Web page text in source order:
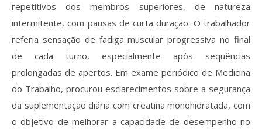
repetitivos dos membros superiores, de natureza
intermitente, com pausas de curta duração. O trabalhador
referia sensação de fadiga muscular progressiva no final
de cada turno, especialmente após sequências
prolongadas de apertos. Em exame periódico de Medicina
do Trabalho, procurou esclarecimentos sobre a segurança
da suplementação diária com creatina monohidratada, com
o objetivo de melhorar a capacidade de desempenho no